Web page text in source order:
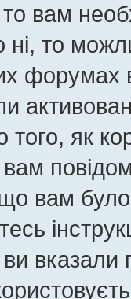
вам
то
форумах
того, як
вам
вам